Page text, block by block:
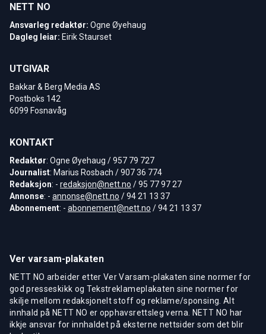
NETT NO
Ansvarleg redaktør: Ogne Øyehaug
Dagleg leiar: Eirik Staurset
UTGIVAR
Bakkar & Berg Media AS
Postboks 142
6099 Fosnavåg
KONTAKT
Redaktør: Ogne Øyehaug / 957 79 727
Journalist: Marius Rosbach / 907 36 774
Redaksjon: - redaksjon@nett.no / 95 77 97 27
Annonse: - annonse@nett.no / 94 21 13 37
Abonnement: - abonnement@nett.no / 94 21 13 37
Ver varsam-plakaten
NETT NO arbeider etter Ver Varsam-plakaten sine normer for
god presseskikk og Tekstreklameplakaten sine normer for
skilje mellom redaksjonelt stoff og reklame/sponsing. Alt
innhald på NETT NO er opphavsrettsleg verna. NETT NO har
ikkje ansvar for innhaldet på eksterne nettsider som det blir